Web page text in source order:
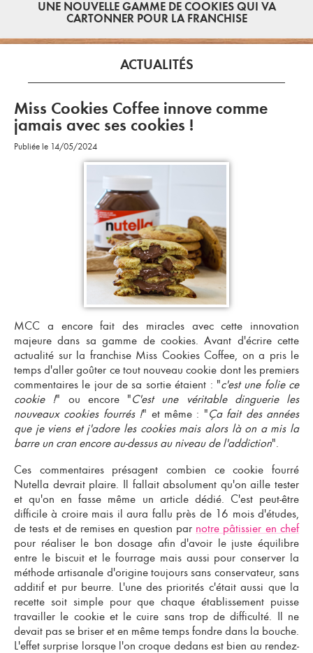
UNE NOUVELLE GAMME DE COOKIES QUI VA
CARTONNER POUR LA FRANCHISE
ACTUALITÉS
Miss Cookies Coffee innove comme
jamais avec ses cookies !
Publiée le 14/05/2024
MCC a encore fait des miracles avec cette innovation
majeure dans sa gamme de cookies. Avant d'écrire cette
actualité sur la franchise Miss Cookies Coffee, on a pris le
temps d'aller goûter ce tout nouveau cookie dont les premiers
commentaires le jour de sa sortie étaient : "c'est une folie ce
cookie !" ou encore "C'est une véritable dinguerie les
nouveaux cookies fourrés !" et même : "Ça fait des années
que je viens et j'adore les cookies mais alors là on a mis la
barre un cran encore au-dessus au niveau de l'addiction".
Ces commentaires présagent combien ce cookie fourré
Nutella devrait plaire. Il fallait absolument qu'on aille tester
et qu'on en fasse même un article dédié. C'est peut-être
difficile à croire mais il aura fallu près de 16 mois d'études,
de tests et de remises en question par notre pâtissier en chef
pour réaliser le bon dosage afin d'avoir le juste équilibre
entre le biscuit et le fourrage mais aussi pour conserver la
méthode artisanale d'origine toujours sans conservateur, sans
additif et pur beurre. L'une des priorités c'était aussi que la
recette soit simple pour que chaque établissement puisse
travailler le cookie et le cuire sans trop de difficulté. Il ne
devait pas se briser et en même temps fondre dans la bouche.
L'effet surprise lorsque l'on croque dedans est bien au rendez-